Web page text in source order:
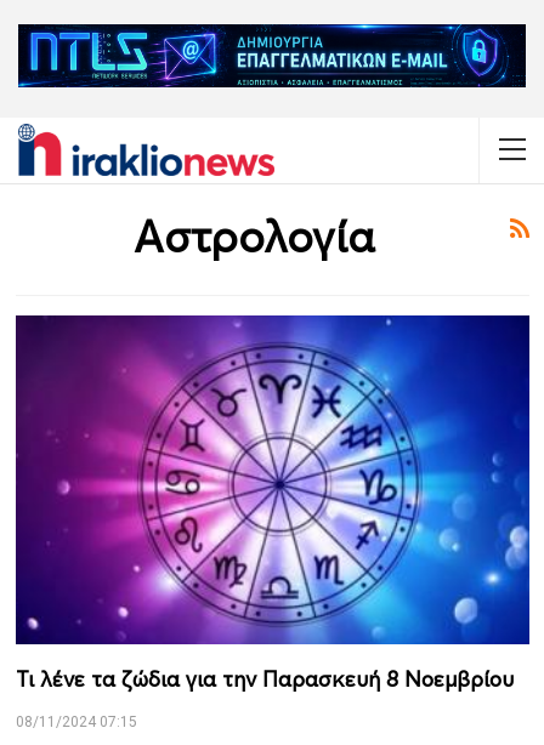
Αστρολογία
Τι λένε τα ζώδια για την Παρασκευή 8 Νοεμβρίου
08/11/2024 07:15